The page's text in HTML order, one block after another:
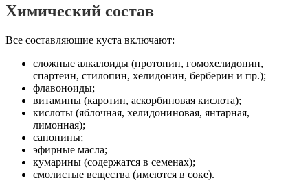
Химический состав
Все составляющие куста включают:
сложные алкалоиды (протопин, гомохелидонин,
спартеин, стилопин, хелидонин, берберин и пр.);
флавоноиды;
витамины (каротин, аскорбиновая кислота);
кислоты (яблочная, хелидониновая, янтарная,
лимонная);
сапонины;
эфирные масла;
кумарины (содержатся в семенах);
смолистые вещества (имеются в соке).